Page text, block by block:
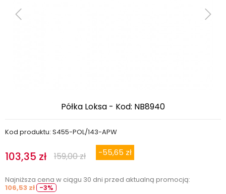
Półka Loksa - Kod: NB8940
Kod produktu: S455-POL/143-APW
103,35 zł 159,00 zł -55,65 zł
Najniższa cena w ciągu 30 dni przed aktualną promocją:
106,53 zł -3%